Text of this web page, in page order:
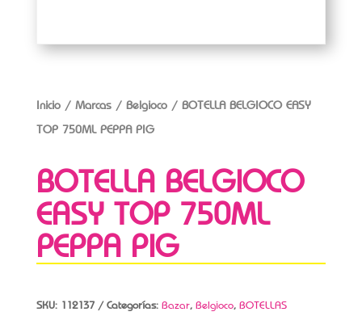
Inicio/ Marcas/ Belgioco/ BOTELLA BELGIOCO EASY
TOP 750ML PEPPA PIG
BOTELLA BELGIOCO
EASY TOP 750ML
PEPPA PIG
SKU: 112137 Categorías: Bazar, Belgioco, BOTELLAS